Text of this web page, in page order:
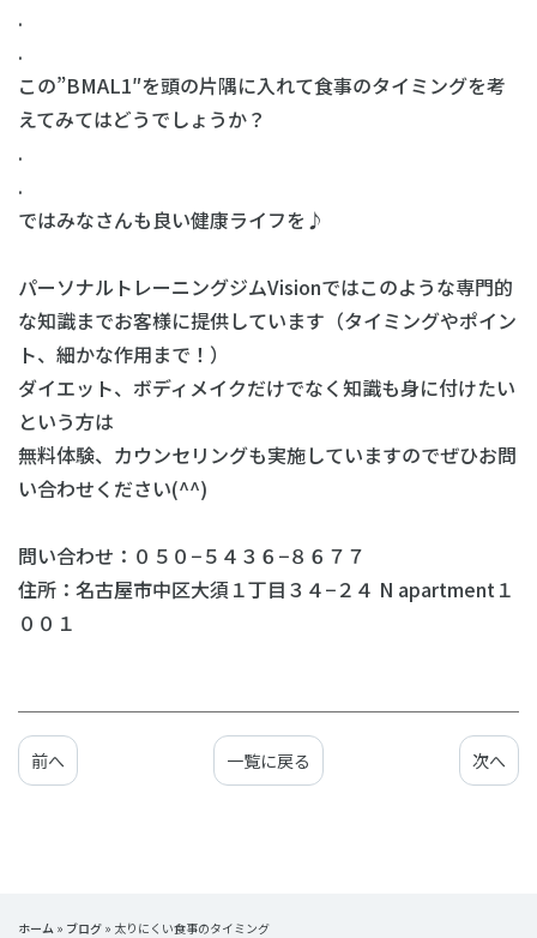
.
.
この”BMAL1″を頭の片隅に入れて食事のタイミングを考
えてみてはどうでしょうか？
.
.
ではみなさんも良い健康ライフを♪
パーソナルトレーニングジムVisionではこのような専門的
な知識までお客様に提供しています（タイミングやポイン
ト、細かな作用まで！）
ダイエット、ボディメイクだけでなく知識も身に付けたい
という方は
無料体験、カウンセリングも実施していますのでぜひお問
い合わせください(^^)
問い合わせ：０５０−５４３６−８６７７
住所：名古屋市中区大須１丁目３４−２４ N apartment１
００１
前へ 一覧に戻る 次へ
ホーム » ブログ » 太りにくい食事のタイミング